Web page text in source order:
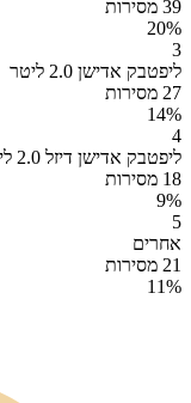
39 מסירות
20%
3
ליפטבק אדישן 2.0 ליטר
27 מסירות
14%
4
ליפטבק אדישן דיזל 2.0 ליטר
18 מסירות
9%
5
אחרים
21 מסירות
11%